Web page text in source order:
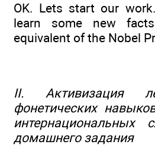
OK. Lets start our
learn some new
equivalent of the Nobel
II. Активизация
фонетических
интернациональных
домашнего задания